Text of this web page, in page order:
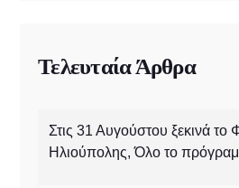
Τελευταία Άρθρα
Στις 31 Αυγούστου ξεκινά το
Ηλιούπολης, Όλο το